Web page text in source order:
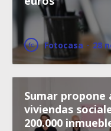
Fotocasa · 28
Sumar propone
viviendas
200.000